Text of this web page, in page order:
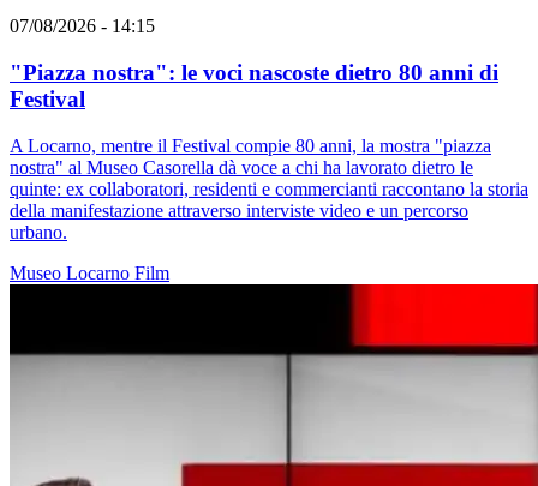
07/08/2026 - 14:15
"Piazza nostra": le voci nascoste dietro 80 anni di
Festival
A Locarno, mentre il Festival compie 80 anni, la mostra "piazza
nostra" al Museo Casorella dà voce a chi ha lavorato dietro le
quinte: ex collaboratori, residenti e commercianti raccontano la storia
della manifestazione attraverso interviste video e un percorso
urbano.
Museo Locarno Film